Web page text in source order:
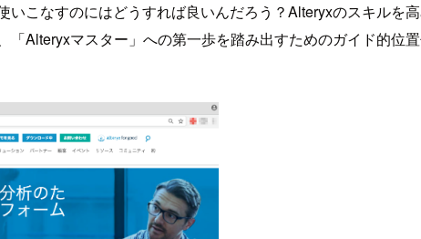
いこなすのにはどうすれば良いんだろう？Alteryxのスキル
「Alteryxマスター」への第一歩を踏み出すためのガイド的